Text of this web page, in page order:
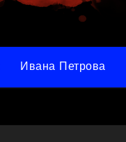
Ивана Петрова